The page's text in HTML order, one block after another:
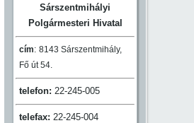
Sárszentmihályi
Polgármesteri Hivatal
cím: 8143 Sárszentmihály,
Fő út 54.
telefon: 22-245-005
telefax: 22-245-004